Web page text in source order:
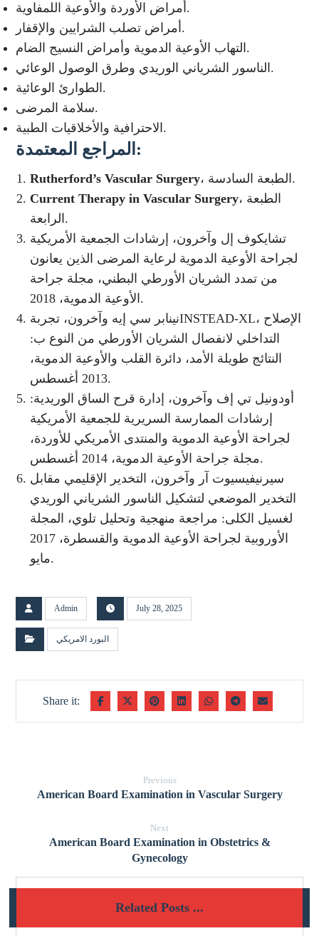
أمراض الأوردة والأوعية اللمفاوية.
أمراض تصلب الشرايين والإقفار.
التهاب الأوعية الدموية وأمراض النسيج الضام.
الناسور الشرياني الوريدي وطرق الوصول الوعائي.
الطوارئ الوعائية.
سلامة المرضى.
الاحترافية والأخلاقيات الطبية.
المراجع المعتمدة :
Rutherford’s Vascular Surgery
، الطبعة السادسة.
Current Therapy in Vascular Surgery، الطبعة
الرابعة.
تشايكوف إل وآخرون، إرشادات الجمعية الأمريكية
لجراحة الأوعية الدموية لرعاية المرضى الذين يعانون
من تمدد الشريان الأورطي البطني، مجلة جراحة
الأوعية الدموية، 2018.
نينابر سي إيه وآخرون، تجربةINSTEAD-XL، الإصلاح
التداخلي لانفصال الشريان الأورطي من النوع ب:
النتائج طويلة الأمد، دائرة القلب والأوعية الدموية،
2013 أغسطس.
أودونيل تي إف وآخرون، إدارة قرح الساق الوريدية:
إرشادات الممارسة السريرية للجمعية الأمريكية
لجراحة الأوعية الدموية والمنتدى الأمريكي للأوردة،
مجلة جراحة الأوعية الدموية، 2014 أغسطس.
سيرنيفيسيوت آر وآخرون، التخدير الإقليمي مقابل
التخدير الموضعي لتشكيل الناسور الشرياني الوريدي
لغسيل الكلى: مراجعة منهجية وتحليل تلوي، المجلة
الأوروبية لجراحة الأوعية الدموية والقسطرة، 2017
مايو.
Admin July 28, 2025
البورد الامريكي
Previous
American Board Examination in Vascular Surgery
Next
American Board Examination in Obstetrics &
Gynecology
Related Posts ...